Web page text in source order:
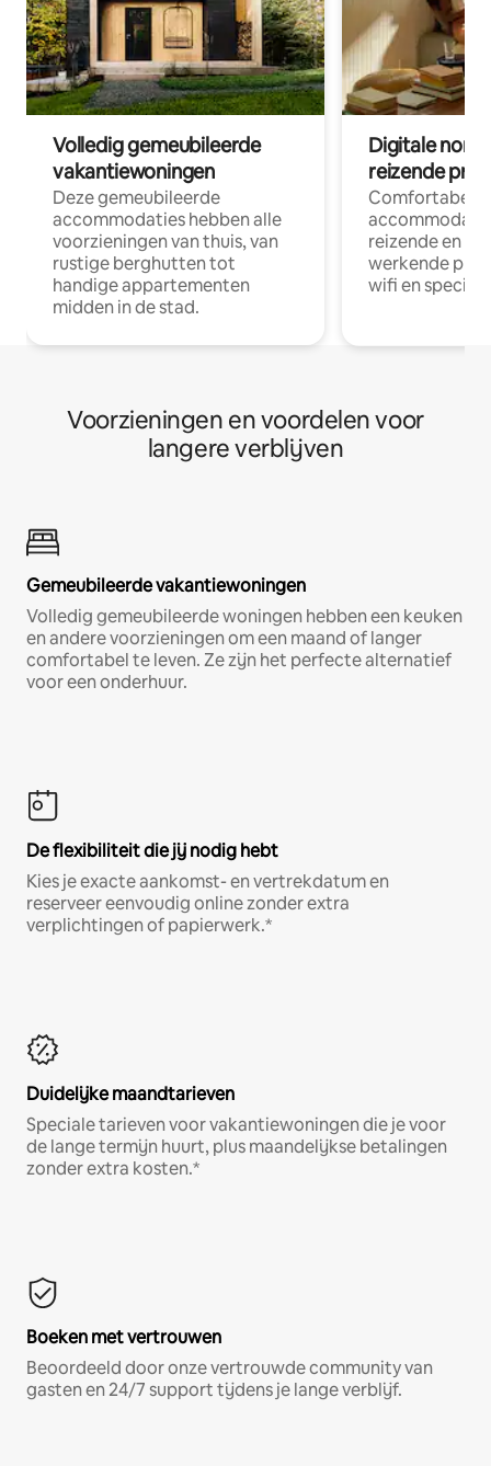
Volledig gemeubileerde
vakantiewoningen
Deze gemeubileerde
accommodaties hebben alle
voorzieningen van thuis, van
rustige berghutten tot
handige appartementen
midden in de stad.
Digitale
reizende
Comfortabele
reizende en
werkende
wifi en
Voorzieningen en voordelen voor
langere verblijven
Gemeubileerde vakantiewoningen
Volledig gemeubileerde woningen hebben een keuken
en andere voorzieningen om een maand of langer
comfortabel te leven. Ze zijn het perfecte alternatief
voor een onderhuur.
De flexibiliteit die jij nodig hebt
Kies je exacte aankomst- en vertrekdatum en
reserveer eenvoudig online zonder extra
verplichtingen of papierwerk.*
Duidelijke maandtarieven
Speciale tarieven voor vakantiewoningen die je voor
de lange termijn huurt, plus maandelijkse betalingen
zonder extra kosten.*
Boeken met vertrouwen
Beoordeeld door onze vertrouwde community van
gasten en 24/7 support tijdens je lange verblijf.